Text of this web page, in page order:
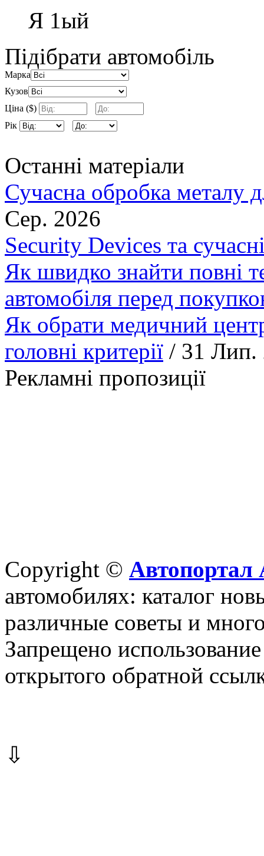
Я 1ый
Підібрати автомобіль
Марка
Кузов
Ціна ($)
Рік
Останні матеріали
Сучасна обробка металу
Сер. 2026
Security Devices та
Як швидко знайти повні
автомобіля перед
Як обрати медичний
головні критерії / 31 Лип.
Рекламні пропозиції
Copyright © Автопортал
автомобилях: каталог
различные советы и
Запрещено
открытого обратной
⇩